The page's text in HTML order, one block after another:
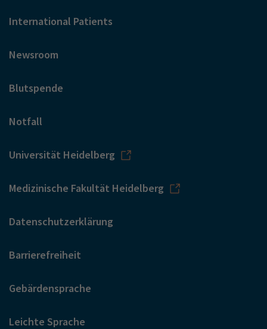
International Patients
Newsroom
Blutspende
Notfall
Universität Heidelberg
Medizinische Fakultät Heidelberg
Datenschutzerklärung
Barrierefreiheit
Gebärdensprache
Leichte Sprache